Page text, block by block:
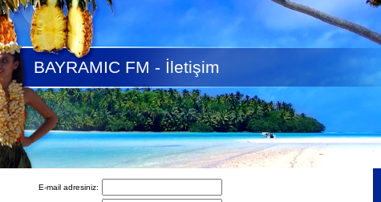
BAYRAMIC FM - İletişim
E-mail adresiniz: